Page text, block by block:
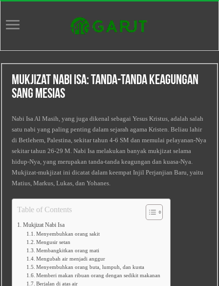
Mukjizat Nabi Isa: Tanda-tanda Keagungan
Sang Mesias
Nabi Isa Al Masih, yang juga dikenal sebagai Yesus Kristus, adalah salah
satu nabi yang paling penting dalam sejarah agama Kristen. Beliau lahir
di Betlehem, Palestina, sekitar tahun 4-6 SM dan memulai pelayanan-Nya
sekitar tahun 26-29 M. Nabi Isa melakukan banyak mukjizat selama
hidup-Nya, yang merupakan tanda-tanda keagungan dan kuasa-Nya.
Mukjizat-mukjizat ini dicatat dalam keempat Injil Perjanjian Baru, yaitu
Matius, Markus, Lukas, dan Yohanes.
Table of Contents
Mukjizat Nabi Isa
Menyembuhkan orang sakit
Mengusir setan
Membangkitkan orang mati
Mengubah air menjadi anggur
Menyembuhkan orang buta, lumpuh, dan kusta
Memberi makan ribuan orang dengan sedikit makanan
Berjalan di atas air